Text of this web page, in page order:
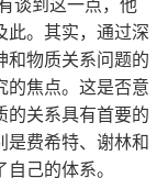
此。其实，通过深
和物质关系问题的
的焦点。这是否意
的关系具有首要的
是费希特、谢林和
自己的体系。